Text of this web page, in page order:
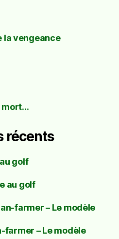
la vengeance
mort…
récents
golf
au golf
farmer – Le modèle
farmer – Le modèle